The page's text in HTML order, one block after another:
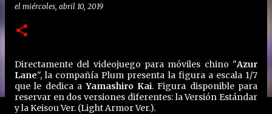
el miércoles, abril 10, 2019
Directamente del videojuego para móviles chino "Azur
Lane", la compañía Plum presenta la figura a escala 1/7
que le dedica aYamashiro Kai. Figura disponible para
reservar en dos versiones diferentes: la Versión Estándar
y la Keisou Ver. (Light Armor Ver.).